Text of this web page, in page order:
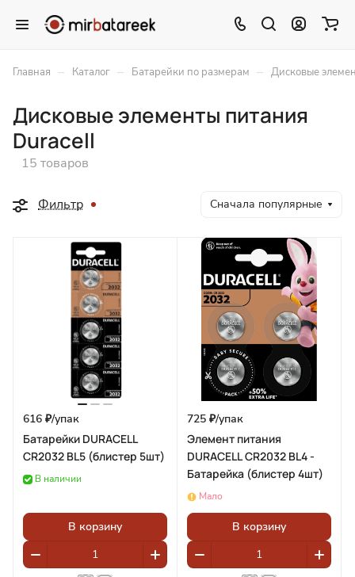
Главная – Каталог – Батарейки по размерам – Дисковые
Дисковые элементы питания
Duracell
15 товаров
Фильтр Сначала популярные
616 ₽/упак
Батарейки DURACELL
CR2032 BL5 (блистер 5шт)
В наличии
В корзину
725 ₽/упак
Элемент питания
DURACELL CR2032 BL4 -
Батарейка (блистер 4шт)
Мало
В корзину